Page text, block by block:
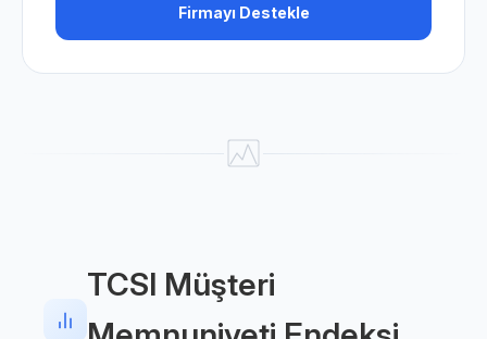
Firmayı Destekle
TCSI Müşteri